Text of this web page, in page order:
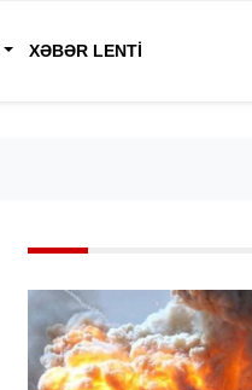
XƏBƏR LENTI